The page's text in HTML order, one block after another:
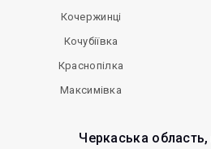
Кочержинці
Кочубіївка
Краснопілка
Максимівка
Черкаська